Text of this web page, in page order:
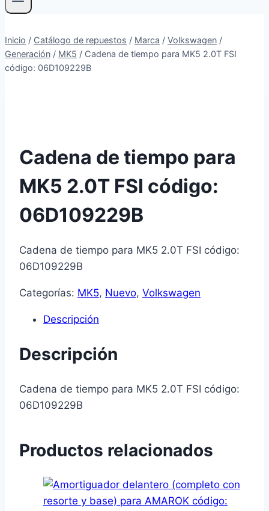
Inicio / Catálogo de repuestos / Marca / Volkswagen /
Generación / MK5 / Cadena de tiempo para MK5 2.0T FSI
código: 06D109229B
Cadena de tiempo para
MK5 2.0T FSI código:
06D109229B
Cadena de tiempo para MK5 2.0T FSI código:
06D109229B
Categorías: MK5, Nuevo, Volkswagen
Descripción
Descripción
Cadena de tiempo para MK5 2.0T FSI código:
06D109229B
Productos relacionados